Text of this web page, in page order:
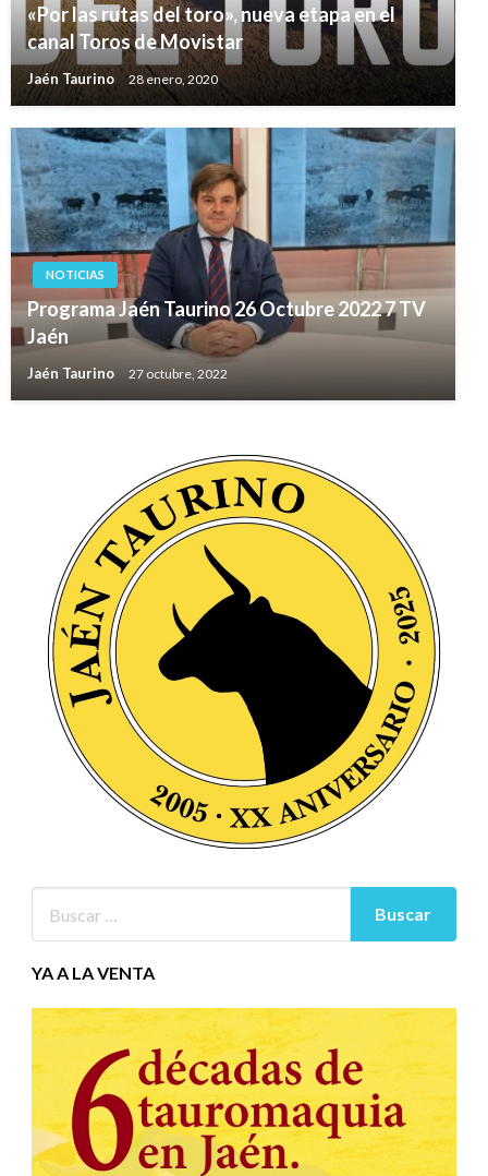
«Por las rutas del toro», nueva etapa en el
canal Toros de Movistar
Jaén Taurino 28 enero, 2020
NOTICIAS
Programa Jaén Taurino 26 Octubre 2022 7 TV
Jaén
Jaén Taurino 27 octubre, 2022
YA A LA VENTA